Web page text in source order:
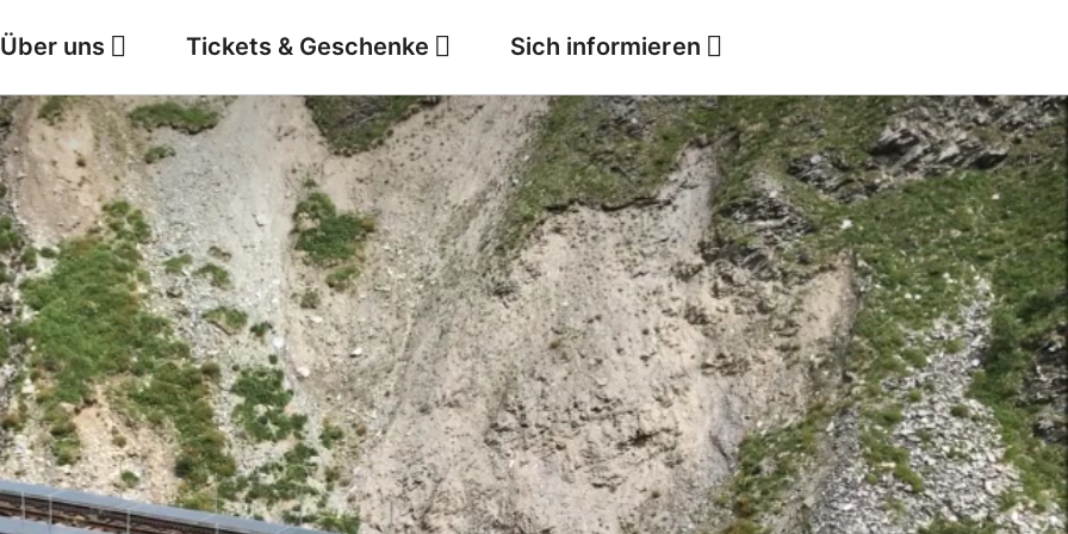
Über uns Tickets & Geschenke Sich informieren
Jobs Wetter